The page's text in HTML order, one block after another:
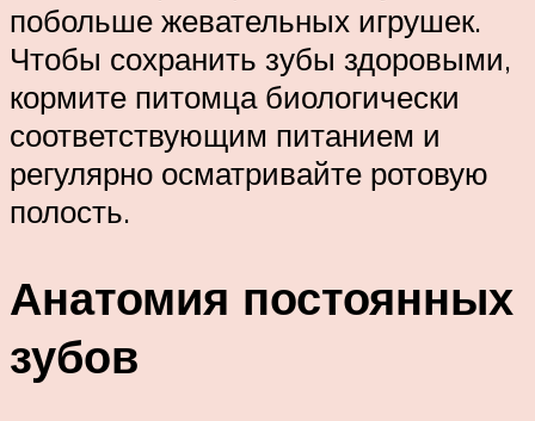
побольше жевательных игрушек.
Чтобы сохранить зубы здоровыми,
кормите питомца биологически
соответствующим питанием и
регулярно осматривайте ротовую
полость.
Анатомия постоянных
зубов